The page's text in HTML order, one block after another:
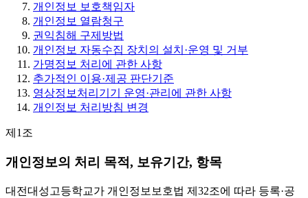
개인정보 보호책임자
개인정보 열람청구
권익침해 구제방법
개인정보 자동수집 장치의 설치·운영 및 거부
가명정보 처리에 관한 사항
추가적인 이용·제공 판단기준
영상정보처리기기 운영·관리에 관한 사항
개인정보 처리방침 변경
제1조
개인정보의 처리 목적, 보유기간, 항목
대전대성고등학교가 개인정보보호법 제32조에 따라 등록·공